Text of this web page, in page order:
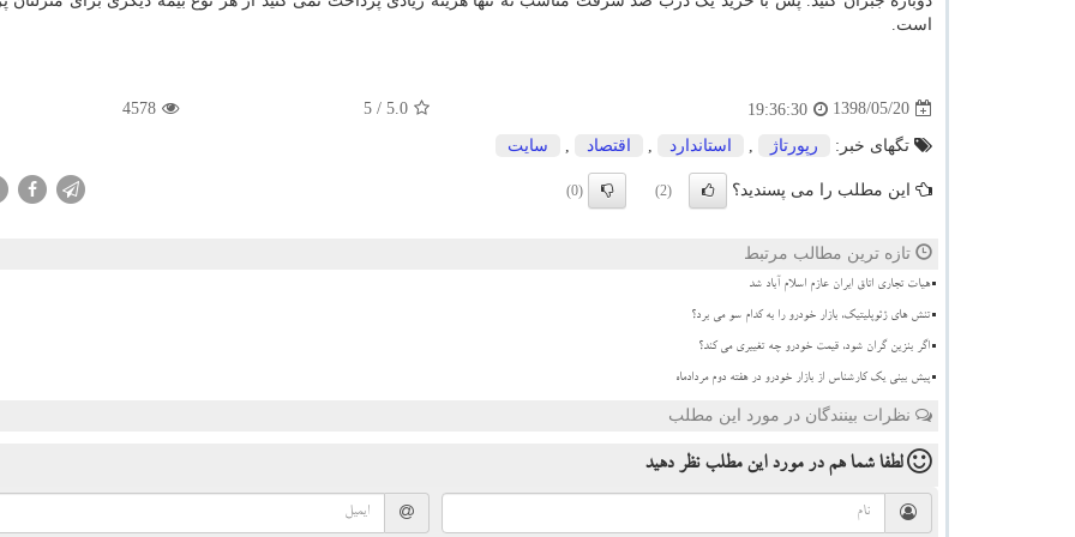
است.
1398/05/20
19:36:30
5.0
/ 5
4578
تگهای خبر: رپورتاژ استاندارد اقتصاد سایت
این مطلب را می پسندید؟ (2)
(0)
تازه ترین مطالب مرتبط
هیات تجاری اتاق ایران عازم اسلام آباد شد
تنش های ژئوپلیتیک، بازار خودرو را به کدام سو می برد؟
اگر بنزین گران شود، قیمت خودرو چه تغییری می کند؟
پیش بینی یک کارشناس از بازار خودرو در هفته دوم مردادماه
نظرات بینندگان در مورد این مطلب
لطفا شما همدر مورد این مطلب نظر دهید